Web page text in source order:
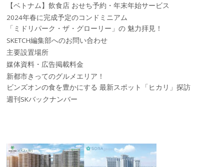
【ベトナム】飲食店 おせち予約・年末年始サービス
2024年春に完成予定のコンドミニアム
「ミドリパーク・ザ・グローリー」の 魅力拝見！
SKETCH編集部へのお問い合わせ
主要設置場所
媒体資料・広告掲載料金
新都市きってのグルメエリア！
ビンズオンの食を豊かにする 最新スポット「ヒカリ」探訪
週刊SKバックナンバー